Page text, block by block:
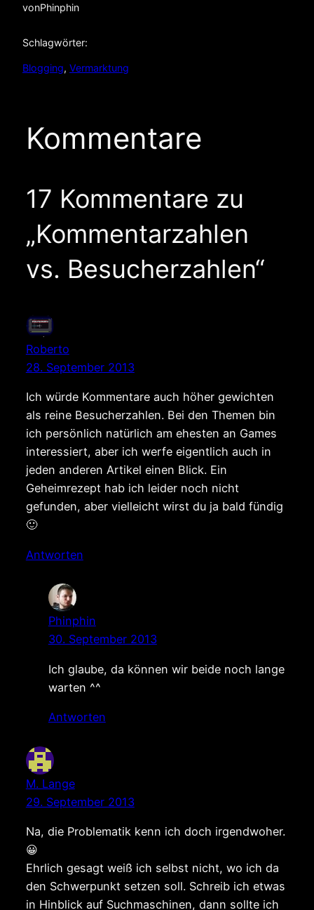
vonPhinphin
Schlagwörter:
Blogging, Vermarktung
Kommentare
17 Kommentare zu
„Kommentarzahlen
vs. Besucherzahlen“
Roberto
28. September 2013
Ich würde Kommentare auch höher gewichten
als reine Besucherzahlen. Bei den Themen bin
ich persönlich natürlich am ehesten an Games
interessiert, aber ich werfe eigentlich auch in
jeden anderen Artikel einen Blick. Ein
Geheimrezept hab ich leider noch nicht
gefunden, aber vielleicht wirst du ja bald fündig
🙂
Antworten
Phinphin
30. September 2013
Ich glaube, da können wir beide noch lange
warten ^^
Antworten
M. Lange
29. September 2013
Na, die Problematik kenn ich doch irgendwoher.
😀
Ehrlich gesagt weiß ich selbst nicht, wo ich da
den Schwerpunkt setzen soll. Schreib ich etwas
in Hinblick auf Suchmaschinen, dann sollte ich